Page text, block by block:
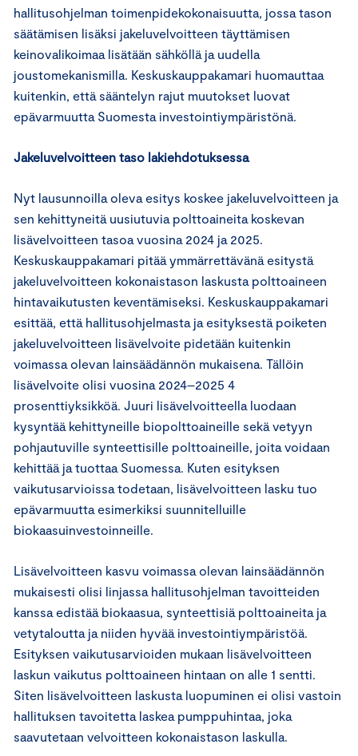
hallitusohjelman toimenpidekokonaisuutta, jossa tason
säätämisen lisäksi jakeluvelvoitteen täyttämisen
keinovalikoimaa lisätään sähköllä ja uudella
joustomekanismilla. Keskuskauppakamari huomauttaa
kuitenkin, että sääntelyn rajut muutokset luovat
epävarmuutta Suomesta investointiympäristönä.
Jakeluvelvoitteen taso lakiehdotuksessa
Nyt lausunnoilla oleva esitys koskee jakeluvelvoitteen ja
sen kehittyneitä uusiutuvia polttoaineita koskevan
lisävelvoitteen tasoa vuosina 2024 ja 2025.
Keskuskauppakamari pitää ymmärrettävänä esitystä
jakeluvelvoitteen kokonaistason laskusta polttoaineen
hintavaikutusten keventämiseksi. Keskuskauppakamari
esittää, että hallitusohjelmasta ja esityksestä poiketen
jakeluvelvoitteen lisävelvoite pidetään kuitenkin
voimassa olevan lainsäädännön mukaisena. Tällöin
lisävelvoite olisi vuosina 2024–2025 4
prosenttiyksikköä. Juuri lisävelvoitteella luodaan
kysyntää kehittyneille biopolttoaineille sekä vetyyn
pohjautuville synteettisille polttoaineille, joita voidaan
kehittää ja tuottaa Suomessa. Kuten esityksen
vaikutusarvioissa todetaan, lisävelvoitteen lasku tuo
epävarmuutta esimerkiksi suunnitelluille
biokaasuinvestoinneille.
Lisävelvoitteen kasvu voimassa olevan lainsäädännön
mukaisesti olisi linjassa hallitusohjelman tavoitteiden
kanssa edistää biokaasua, synteettisiä polttoaineita ja
vetytaloutta ja niiden hyvää investointiympäristöä.
Esityksen vaikutusarvioiden mukaan lisävelvoitteen
laskun vaikutus polttoaineen hintaan on alle 1 sentti.
Siten lisävelvoitteen laskusta luopuminen ei olisi vastoin
hallituksen tavoitetta laskea pumppuhintaa, joka
saavutetaan velvoitteen kokonaistason laskulla.